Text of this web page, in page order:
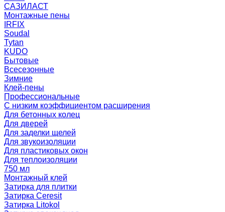
САЗИЛАСТ
Монтажные пены
IRFIX
Soudal
Tytan
KUDO
Бытовые
Всесезонные
Зимние
Клей-пены
Профессиональные
С низким коэффициентом расширения
Для бетонных колец
Для дверей
Для заделки щелей
Для звукоизоляции
Для пластиковых окон
Для теплоизоляции
750 мл
Монтажный клей
Затирка для плитки
Затирка Ceresit
Затирка Litokol